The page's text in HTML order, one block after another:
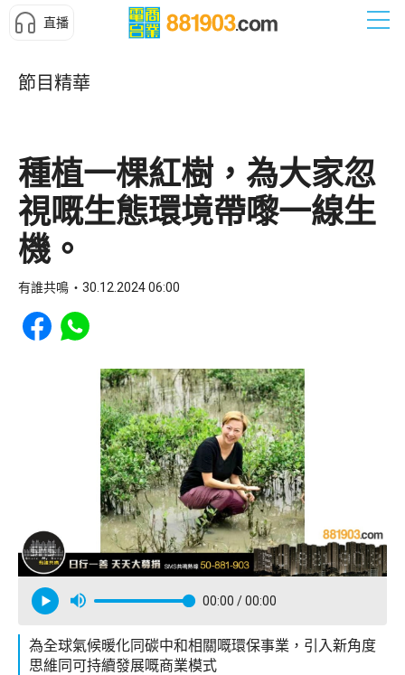
直播
節目精華
種植一棵紅樹，為大家忽
視嘅生態環境帶嚟一線生
機。
有誰共鳴 30.12.2024 06:00
Share to Facebook
Share to WhatsApp
00:00 / 00:00
為全球氣候暖化同碳中和相關嘅環保事業，引入新角度
思維同可持續發展嘅商業模式